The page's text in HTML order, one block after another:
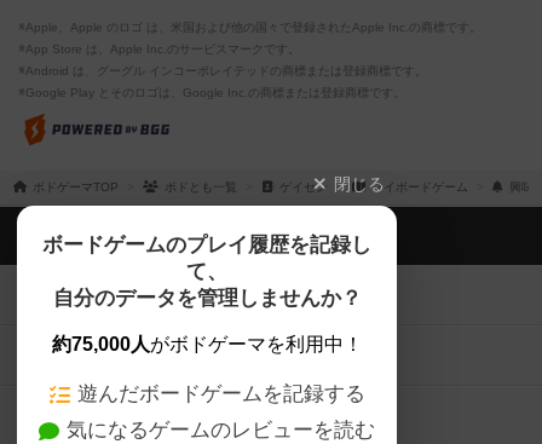
※Apple、Apple のロゴ は、米国および他の国々で登録されたApple Inc.の商標です。
※App Store は、Apple Inc.のサービスマークです。
※Android は、グーグル インコーポレイテッドの商標または登録商標です。
※Google Play とそのロゴは、Google Inc.の商標または登録商標です。
ボドゲーマTOP ボドとも一覧 ゲイセン マイボードゲーム 興味
閉じる
ボードゲームのプレイ履歴を記録し
て、
自分のデータを管理しませんか？
約75,000人がボドゲーマを利用中！
遊んだボードゲームを記録する
気になるゲームのレビューを読む
ボドゲーマTOP
ボードゲームを検索する
ボードゲームの新着レビュー
ボードゲーム会情報